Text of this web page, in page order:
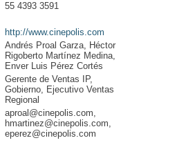
55 4393 3591
http://www.cinepolis.com
Andrés Proal Garza, Héctor
Rigoberto Martínez Medina,
Enver Luis Pérez Cortés
Gerente de Ventas IP,
Gobierno, Ejecutivo Ventas
Regional
aproal@cinepolis.com,
hmartinez@cinepolis.com,
eperez@cinepolis.com